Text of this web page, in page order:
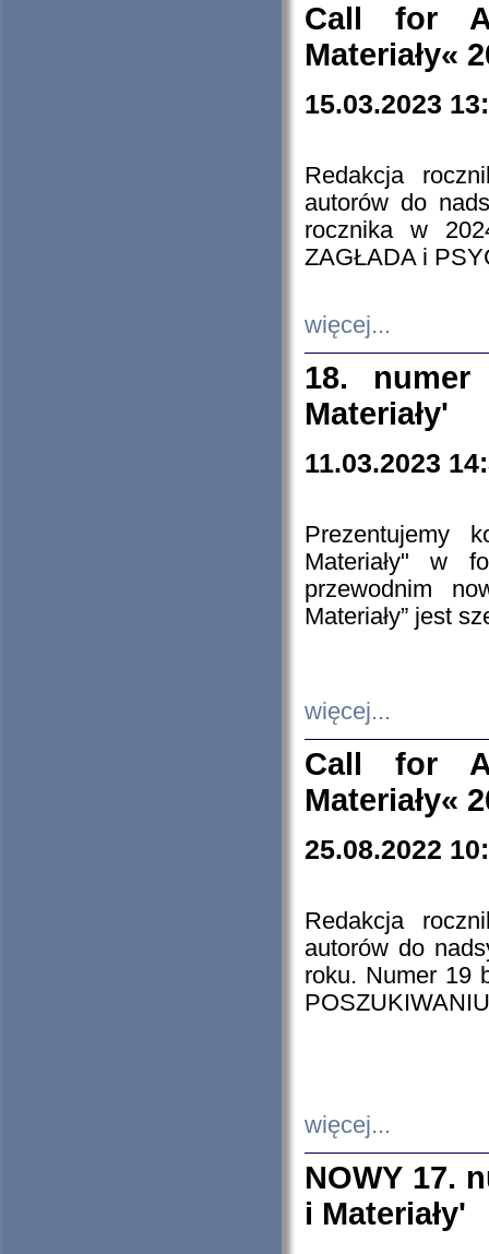
Call for
Materiały«
15.03.2023
Redakcja
autorów do
rocznika w
ZAGŁADA i
więcej...
18. numer
Materiały'
11.03.2023
Prezentujemy
Materiały" w
przewodnim
Materiały” jest
więcej...
Call for
Materiały«
25.08.2022
Redakcja
autorów do
roku. Numer 19
więcej...
NOWY 17.
i Materiały'